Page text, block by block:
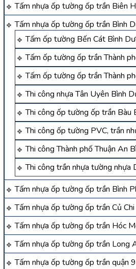
Tấm nhựa ốp tường ốp trần Biên
Tấm nhựa ốp tường ốp trần Bình
Tấm ốp tường Bến Cát Bình
Tấm ốp tường ốp trần Thành
Tấm ốp tường ốp trần Thành
Thi công nhựa Tân Uyên Bình
Thi công ốp tường ốp trần Bàu
Thi công ốp tường PVC, trần
Thi công Thành phố Thuận An
Thi công trần nhựa tường nhựa
Tấm nhựa ốp tường ốp trần Bình
Tấm nhựa ốp tường ốp trần Củ Chi
Tấm nhựa ốp tường ốp trần Hóc
Tấm nhựa ốp tường ốp trần Long
Tấm nhựa ốp tường ốp trần quận 9